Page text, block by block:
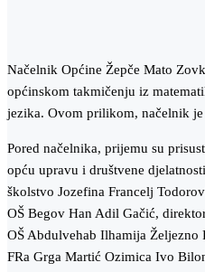
Načelnik Općine Žepče Mato
općinskom takmičenju iz
jezika. Ovom prilikom, načelnik
Pored načelnika, prijemu su
opću upravu i društvene
školstvo Jozefina Francelj
OŠ Begov Han Adil Gačić,
OŠ Abdulvehab Ilhamija Željezno
FRa Grga Martić Ozimica Ivo